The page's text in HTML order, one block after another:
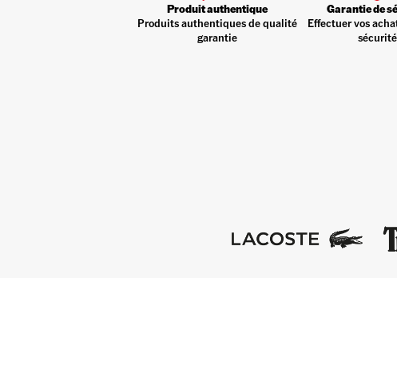
Produit authentique
Produits authentiques de qualité
garantie
Garantie de
Effectuer vos
sécurité